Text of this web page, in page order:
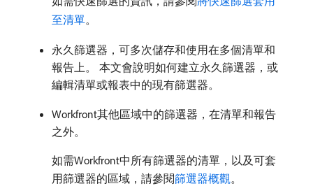
至清單。
永久篩選器，可多次儲存和使用在多個清單和
報告上。 本文會說明如何建立永久篩選器，或
編輯清單或報表中的現有篩選器。
Workfront其他區域中的篩選器，在清單和報告
之外。
如需Workfront中所有篩選器的清單，以及可套
用篩選器的區域，請參閱篩選器概觀。